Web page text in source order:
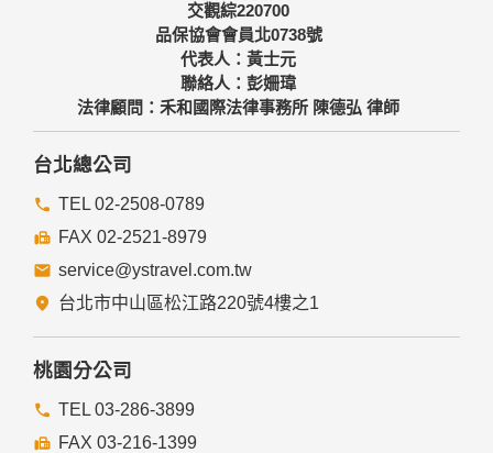
交觀綜220700
品保協會會員北0738號
代表人：黃士元
聯絡人：彭姍瑋
法律顧問：禾和國際法律事務所 陳德弘 律師
台北總公司
TEL 02-2508-0789
FAX 02-2521-8979
service@ystravel.com.tw
台北市中山區松江路220號4樓之1
桃園分公司
TEL 03-286-3899
FAX 03-216-1399